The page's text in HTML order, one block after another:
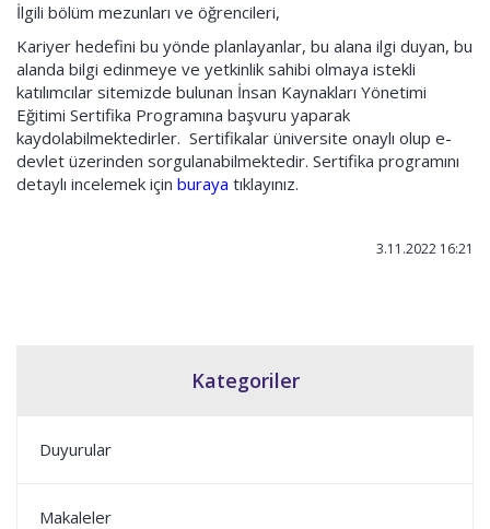
Kategoriler
Duyurular
Makaleler
İlgili bölüm mezunları ve öğrencileri,
Kariyer hedefini bu yönde planlayanlar, bu alana ilgi duyan, bu
alanda bilgi edinmeye ve yetkinlik sahibi olmaya istekli
katılımcılar sitemizde bulunan İnsan Kaynakları Yönetimi
Eğitimi Sertifika Programına başvuru yaparak
kaydolabilmektedirler. Sertifikalar üniversite onaylı olup e-
devlet üzerinden sorgulanabilmektedir. Sertifika programını
detaylı incelemek için buraya tıklayınız.
3.11.2022 16:21